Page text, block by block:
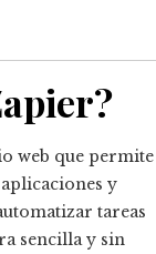
web que permite
y
tareas
sencilla y sin